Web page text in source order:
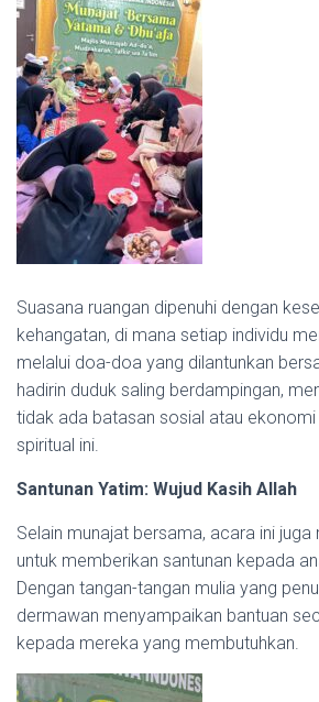
Suasana ruangan dipenuhi dengan
kehangatan, di mana setiap individu
melalui doa-doa yang dilantunkan
hadirin duduk saling berdampingan,
tidak ada batasan sosial atau
spiritual ini.
Santunan Yatim: Wujud Kasih Allah
Selain munajat bersama, acara ini juga
untuk memberikan santunan kepada
Dengan tangan-tangan mulia yang
dermawan menyampaikan bantuan
kepada mereka yang membutuhkan.